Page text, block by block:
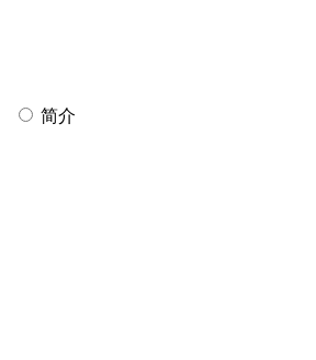
简介